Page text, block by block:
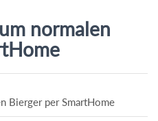
normalen
Bierger per SmartHome